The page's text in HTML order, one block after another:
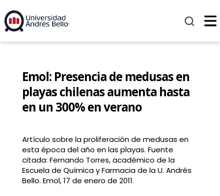
Emol: Presencia de medusas en
playas chilenas aumenta hasta
en un 300% en verano
Artículo sobre la proliferación de medusas en
esta época del año en las playas. Fuente
citada: Fernando Torres, académico de la
Escuela de Química y Farmacia de la U. Andrés
Bello. Emol, 17 de enero de 2011.